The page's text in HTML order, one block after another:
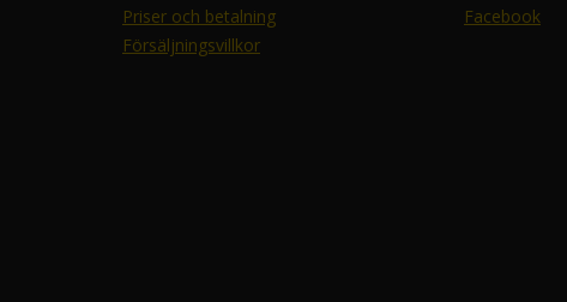
Priser och betalning
Försäljningsvillkor
Facebook